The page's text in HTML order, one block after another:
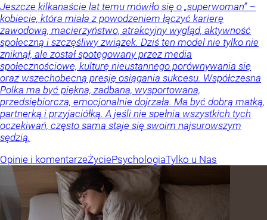
Jeszcze kilkanaście lat temu mówiło się o „superwoman” –
kobiecie, która miała z powodzeniem łączyć karierę
zawodową, macierzyństwo, atrakcyjny wygląd, aktywność
społeczną i szczęśliwy związek. Dziś ten model nie tylko nie
zniknął, ale został spotęgowany przez media
społecznościowe, kulturę nieustannego porównywania się
oraz wszechobecną presję osiągania sukcesu. Współczesna
Polka ma być piękna, zadbana, wysportowana,
przedsiębiorcza, emocjonalnie dojrzała. Ma być dobrą matką,
partnerką i przyjaciółką. A jeśli nie spełnia wszystkich tych
oczekiwań, często sama staje się swoim najsurowszym
sędzią.
Opinie i komentarzeŻyciePsychologiaTylko u Nas